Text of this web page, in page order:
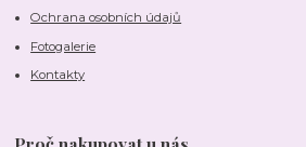
Ochrana osobních údajů
Fotogalerie
Kontakty